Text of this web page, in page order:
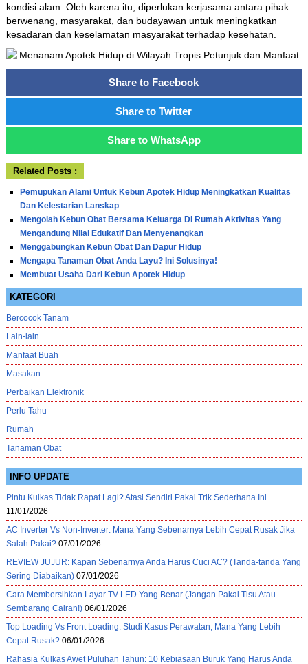
kondisi alam. Oleh karena itu, diperlukan kerjasama antara pihak
berwenang, masyarakat, dan budayawan untuk meningkatkan
kesadaran dan keselamatan masyarakat terhadap kesehatan.
Share to Facebook
Share to Twitter
Share to WhatsApp
Related Posts :
Pemupukan Alami Untuk Kebun Apotek Hidup Meningkatkan Kualitas
Dan Kelestarian Lanskap
Mengolah Kebun Obat Bersama Keluarga Di Rumah Aktivitas Yang
Mengandung Nilai Edukatif Dan Menyenangkan
Menggabungkan Kebun Obat Dan Dapur Hidup
Mengapa Tanaman Obat Anda Layu? Ini Solusinya!
Membuat Usaha Dari Kebun Apotek Hidup
KATEGORI
Bercocok Tanam
Lain-lain
Manfaat Buah
Masakan
Perbaikan Elektronik
Perlu Tahu
Rumah
Tanaman Obat
INFO UPDATE
Pintu Kulkas Tidak Rapat Lagi? Atasi Sendiri Pakai Trik Sederhana Ini
11/01/2026
AC Inverter Vs Non-Inverter: Mana Yang Sebenarnya Lebih Cepat Rusak Jika
Salah Pakai? 07/01/2026
REVIEW JUJUR: Kapan Sebenarnya Anda Harus Cuci AC? (Tanda-tanda Yang
Sering Diabaikan) 07/01/2026
Cara Membersihkan Layar TV LED Yang Benar (Jangan Pakai Tisu Atau
Sembarang Cairan!) 06/01/2026
Top Loading Vs Front Loading: Studi Kasus Perawatan, Mana Yang Lebih
Cepat Rusak? 06/01/2026
Rahasia Kulkas Awet Puluhan Tahun: 10 Kebiasaan Buruk Yang Harus Anda